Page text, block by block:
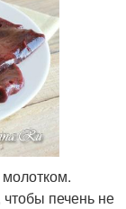
чтобы печень не